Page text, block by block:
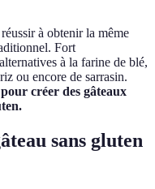
à obtenir la même
Fort
à la farine de blé,
ou encore de sarrasin.
créer des gâteaux
sans gluten